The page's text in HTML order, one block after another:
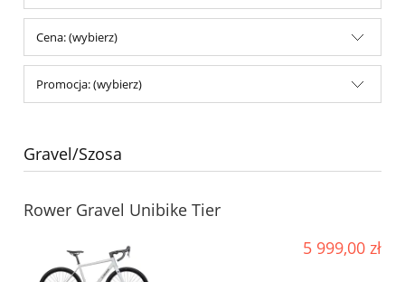
Cena: (wybierz)
Promocja: (wybierz)
Gravel/Szosa
Rower Gravel Unibike Tier
5 999,00 zł